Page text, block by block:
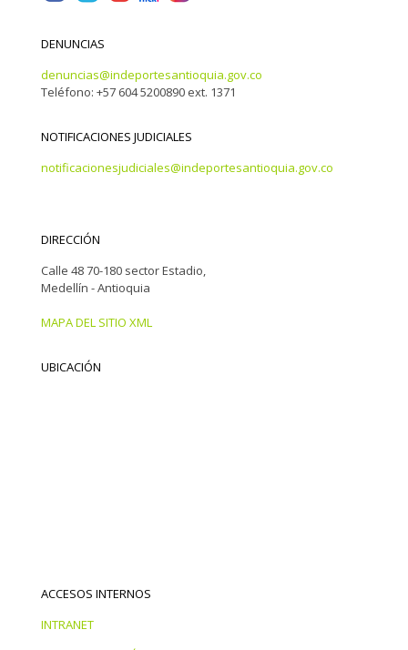
DENUNCIAS
denuncias@indeportesantioquia.gov.co
Teléfono: +57 604 5200890 ext. 1371
NOTIFICACIONES JUDICIALES
notificacionesjudiciales@indeportesantioquia.gov.co
DIRECCIÓN
Calle 48 70-180 sector Estadio,
Medellín - Antioquia
MAPA DEL SITIO XML
UBICACIÓN
ACCESOS INTERNOS
INTRANET